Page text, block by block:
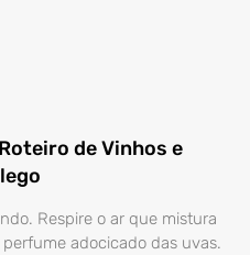
de Vinhos e
Respire o ar que mistura
adocicado das uvas.